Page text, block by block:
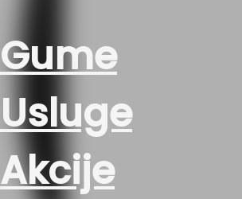
Gume
Usluge
Akcije